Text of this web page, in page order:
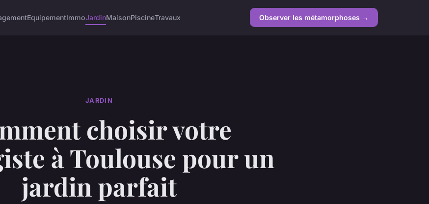
EquipementImmoJardinMaisonPiscineTravaux Observer les métamorphoses →
JARDIN
choisir votre
à Toulouse pour un
jardin parfait